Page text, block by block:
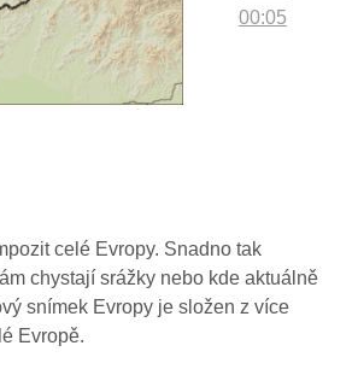
00:05
celé Evropy. Snadno tak
chystají srážky nebo kde aktuálně
snímek Evropy je složen z více
Evropě.